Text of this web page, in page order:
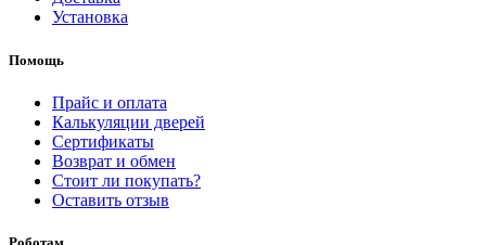
Установка
Помощь
Прайс и оплата
Калькуляции дверей
Сертификаты
Возврат и обмен
Стоит ли покупать?
Оставить отзыв